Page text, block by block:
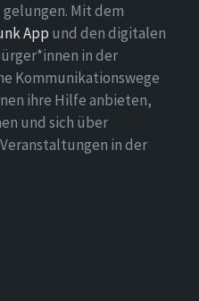
Mit dem
App und den digitalen
in der
Kommunikationswege
ihre Hilfe anbieten,
und sich über
in der